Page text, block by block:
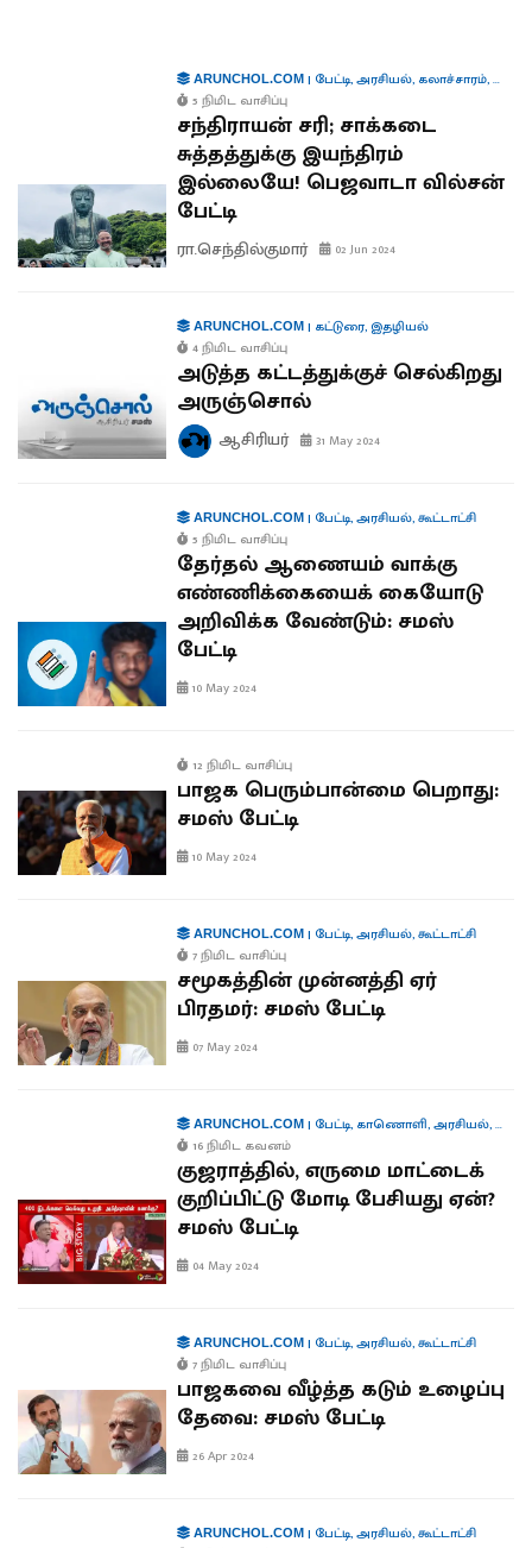
ARUNCHOL.COM| பேட்டி,அரசியல், கலாச்சாரம்,
5 நிமிட வாசிப்பு
சந்திராயன் சரி; சாக்கடை
சுத்தத்துக்கு இயந்திரம்
இல்லையே! பெஜவாடா வில்சன்
பேட்டி
ரா.செந்தில்குமார் 02 Jun 2024
ARUNCHOL.COM| கட்டுரை, இதழியல்
4 நிமிட வாசிப்பு
அடுத்த கட்டத்துக்குச் செல்கிறது
அருஞ்சொல்
ஆசிரியர் 31 May 2024
ARUNCHOL.COM| பேட்டி,அரசியல்,கூட்டாட்சி
5 நிமிட வாசிப்பு
தேர்தல் ஆணையம் வாக்கு
எண்ணிக்கையைக் கையோடு
அறிவிக்க வேண்டும்: சமஸ்
பேட்டி
10 May 2024
12 நிமிட வாசிப்பு
பாஜக பெரும்பான்மை பெறாது:
சமஸ் பேட்டி
10 May 2024
ARUNCHOL.COM| பேட்டி,அரசியல்,கூட்டாட்சி
7 நிமிட வாசிப்பு
சமூகத்தின் முன்னத்தி ஏர்
பிரதமர்: சமஸ் பேட்டி
07 May 2024
ARUNCHOL.COM| பேட்டி, காணொளி,அரசியல்,
16 நிமிட கவனம்
குஜராத்தில், எருமை மாட்டைக்
குறிப்பிட்டு மோடி பேசியது ஏன்?
சமஸ் பேட்டி
04 May 2024
ARUNCHOL.COM| பேட்டி,அரசியல்,கூட்டாட்சி
7 நிமிட வாசிப்பு
பாஜகவை வீழ்த்த கடும் உழைப்பு
தேவை: சமஸ் பேட்டி
26 Apr 2024
ARUNCHOL.COM| பேட்டி,அரசியல்,கூட்டாட்சி